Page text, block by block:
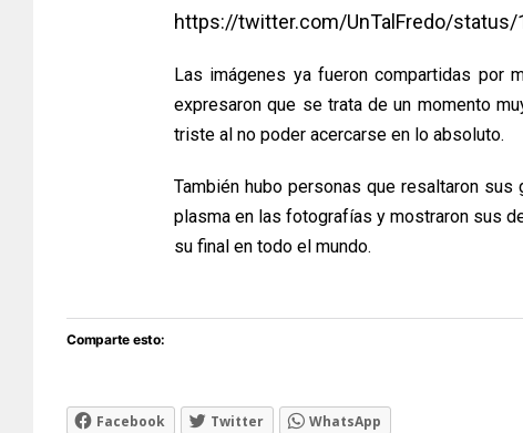
https://twitter.com/UnTalFredo/status/
Las imágenes ya fueron compartidas por
expresaron que se trata de un momento
triste al no poder acercarse en lo absoluto.
También hubo personas que resaltaron
plasma en las fotografías y mostraron sus
su final en todo el mundo.
Comparte esto:
Facebook Twitter WhatsApp